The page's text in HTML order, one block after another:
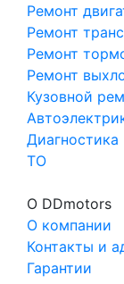
Ремонт
Ремонт
Ремонт
Ремонт
Кузовной
Диагностика
ТО
О DDmotors
О компании
Контакты и
Гарантии